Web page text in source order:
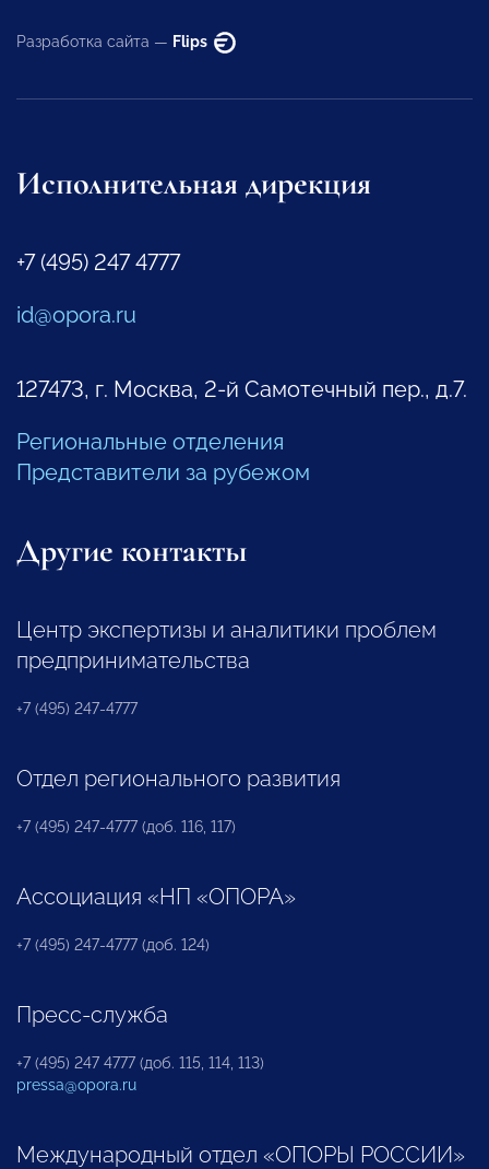
Разработка сайта — Flips
Исполнительная дирекция
+7 (495) 247 4777
id@opora.ru
127473, г. Москва, 2-й Самотечный пер., д.7.
Региональные отделения
Представители за рубежом
Другие контакты
Центр экспертизы и аналитики проблем
предпринимательства
+7 (495) 247-4777
Отдел регионального развития
+7 (495) 247-4777 (доб. 116, 117)
Ассоциация «НП «ОПОРА»
+7 (495) 247-4777 (доб. 124)
Пресс-служба
+7 (495) 247 4777 (доб. 115, 114, 113)
pressa@opora.ru
Международный отдел «ОПОРЫ РОССИИ»